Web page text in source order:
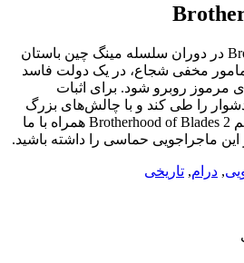
فیلم Brotherhood of Blades 2 در دوران سلسله مینگ چین باستان
مخفی شجاع، در یک دولت فاسد
مرموز روبرو شود. برای اثبات
را طی کند و با چالش‌های بزرگ
مواجه شود. برای دانلود فیلم Brotherhood of Blades 2 همراه با ما
این ماجراجویی حماسی را داشته باشید.
, درام, تاریخی